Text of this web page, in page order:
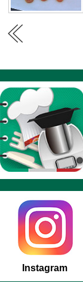
Instagram